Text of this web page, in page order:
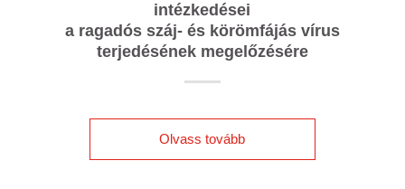
intézkedései
a ragadós száj- és körömfájás vírus
terjedésének megelőzésére
Olvass tovább